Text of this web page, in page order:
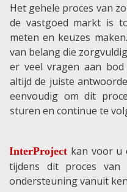
Het gehele proces van
de vastgoed markt is
meten en keuzes
van belang die
er veel vragen aan
altijd de juiste
eenvoudig om dit
sturen en continue te
InterProject kan voor u
tijdens dit proces van
ondersteuning vanuit